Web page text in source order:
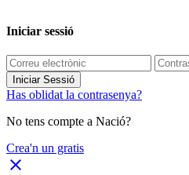
Iniciar sessió
Iniciar Sessió
Has oblidat la contrasenya?
No tens compte a Nació?
Crea'n un gratis
close